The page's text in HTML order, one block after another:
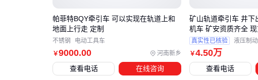
殊载重
选型
作业流
￥9000.00 河南新乡
帕菲特BQY牵引车 可以实现在轨道上和
地面上行走 定制
不锈钢 电动工具车
查看电话 在线咨询
￥4.50万
矿山轨道牵引车 井下
机车 矿安资质齐全
真实性已核验 液压制动
查看电话